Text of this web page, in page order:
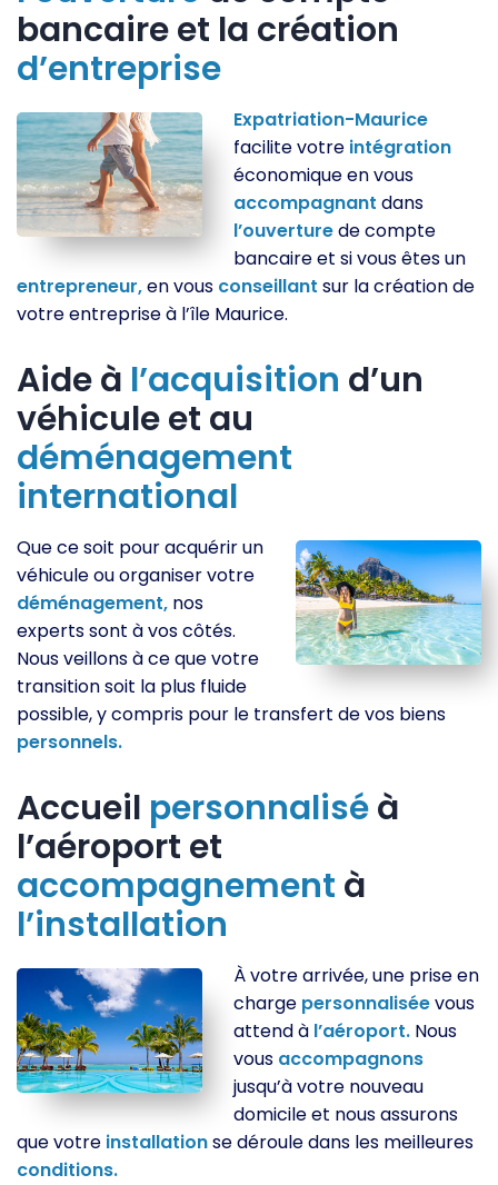
bancaire et la création
d’entreprise
Expatriation-Maurice
facilite votre intégration
économique en vous
accompagnant dans
l’ouverturede compte
bancaire et si vous êtes un
entrepreneur,en vous conseillant sur la création de
votre entreprise à l’île Maurice.
Aide à l’acquisition d’un
véhicule et au
déménagement
international
Que ce soit pour acquérir un
véhicule ou organiser votre
déménagement, nos
experts sont à vos côtés.
Nous veillons à ce que votre
transition soit la plus fluide
possible, y compris pour le transfert de vos biens
personnels.
Accueil personnaliséà
l’aéroport et
accompagnement à
l’installation
À votre arrivée, une prise en
charge personnaliséevous
attend à l’aéroport. Nous
vous accompagnons
jusqu’à votre nouveau
domicile et nous assurons
que votre installationse déroule dans les meilleures
conditions.